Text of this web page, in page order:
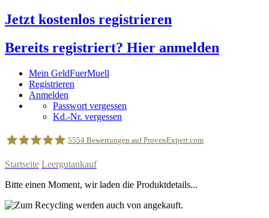
Jetzt kostenlos registrieren
Bereits registriert? Hier anmelden
Mein GeldFuerMuell
Registrieren
Anmelden
Passwort vergessen
Kd.-Nr. vergessen
5554 Bewertungen auf ProvenExpert.com
Startseite Leergutankauf
Bitte einen Moment, wir laden die Produktdetails...